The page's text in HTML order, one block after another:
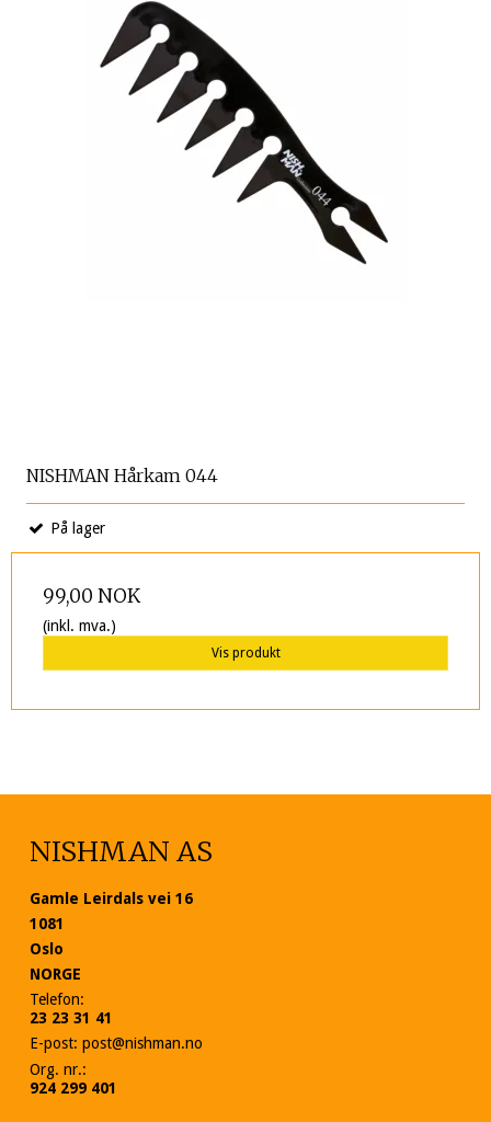
NISHMAN Hårkam 044
På lager
99,00 NOK
(inkl. mva.)
Vis produkt
NISHMAN AS
Gamle Leirdals vei 16
1081
Oslo
NORGE
Telefon:
23 23 31 41
E-post: post@nishman.no
Org. nr.:
924 299 401